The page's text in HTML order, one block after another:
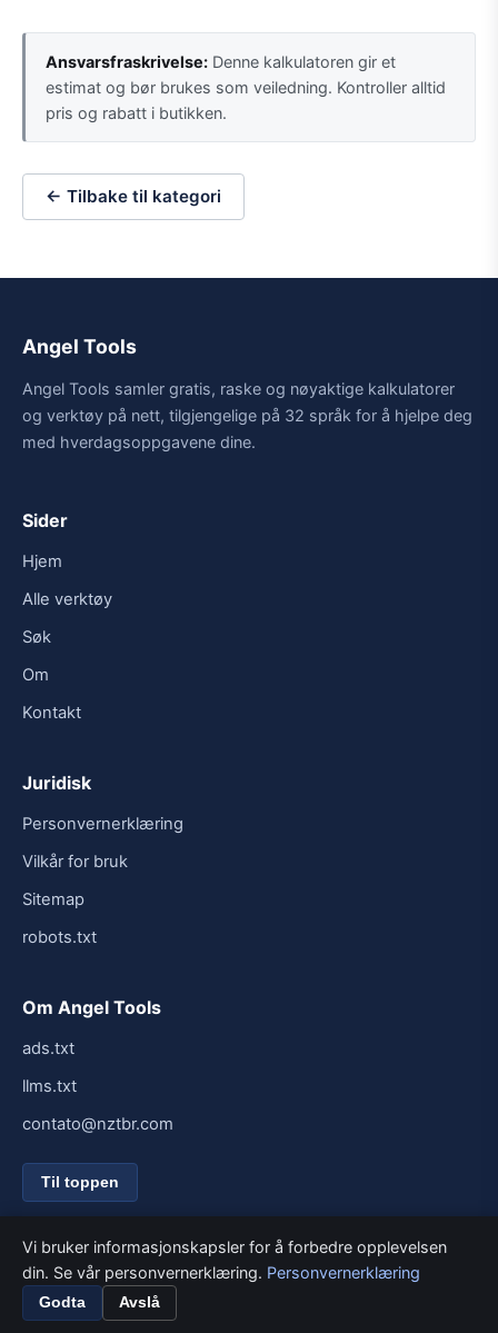
Ansvarsfraskrivelse: Denne kalkulatoren gir et
estimat og bør brukes som veiledning. Kontroller alltid
pris og rabatt i butikken.
← Tilbake til kategori
Angel Tools
Angel Tools samler gratis, raske og nøyaktige kalkulatorer
og verktøy på nett, tilgjengelige på 32 språk for å hjelpe deg
med hverdagsoppgavene dine.
Sider
Hjem
Alle verktøy
Søk
Om
Kontakt
Juridisk
Personvernerklæring
Vilkår for bruk
Sitemap
robots.txt
Om Angel Tools
ads.txt
llms.txt
contato@nztbr.com
Til toppen
© 2026 Angel Tools. Alle rettigheter reservert.
Bygget for fart og enkelhet.
Vi bruker informasjonskapsler for å forbedre opplevelsen
din. Se vår personvernerklæring. Personvernerklæring
Godta Avslå